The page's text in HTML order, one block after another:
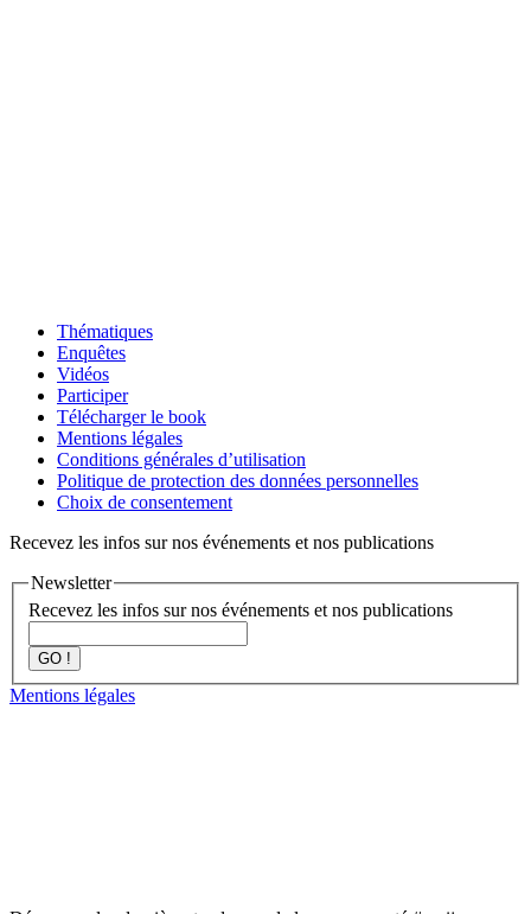
Thématiques
Enquêtes
Vidéos
Participer
Télécharger le book
Mentions légales
Conditions générales d’utilisation
Politique de protection des données personnelles
Choix de consentement
Recevez les infos sur nos événements et nos publications
Newsletter
Recevez les infos sur nos événements et nos publications
GO !
Mentions légales